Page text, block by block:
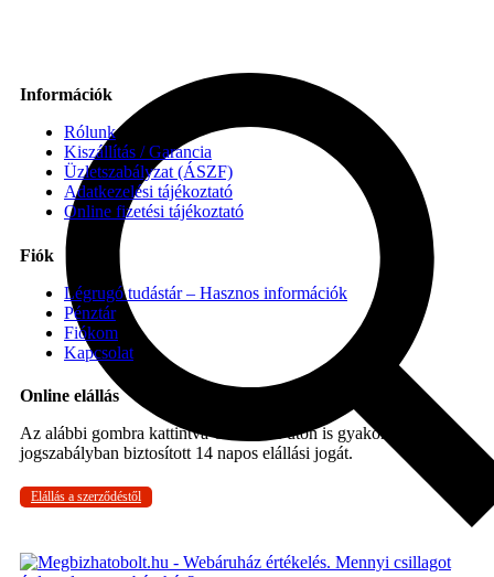
Információk
Rólunk
Kiszállítás / Garancia
Üzletszabályzat (ÁSZF)
Adatkezelési tájékoztató
Online fizetési tájékoztató
Fiók
Légrugó tudástár – Hasznos információk
Pénztár
Fiókom
Kapcsolat
Online elállás
Az alábbi gombra kattintva Ön online úton is gyakorolhatja a
jogszabályban biztosított 14 napos elállási jogát.
Elállás a szerződéstől